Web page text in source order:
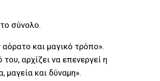
σύνολο.
και μαγικό τρόπο».
αρχίζει να επενεργεί η
μαγεία και δύναμη».